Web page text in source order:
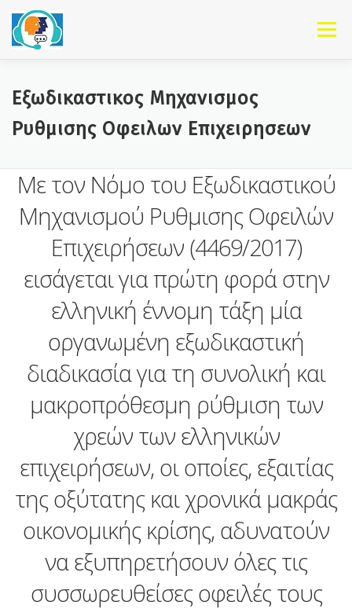
Skip to content
Menu
Εξωδικαστικος Μηχανισμος
Ρυθμισης Οφειλων Επιχειρησεων
Με τον Νόμο του Εξωδικαστικού
Μηχανισμού Ρυθμισης Οφειλών
Επιχειρήσεων (4469/2017)
εισάγεται για πρώτη φορά στην
ελληνική έννοµη τάξη µία
οργανωμένη εξωδικαστική
διαδικασία για τη συνολική και
µακροπρόθεσµη ρύθµιση των
χρεών των ελληνικών
επιχειρήσεων, οι οποίες, εξαιτίας
της οξύτατης και χρονικά µακράς
οικονοµικής κρίσης, αδυνατούν
να εξυπηρετήσουν όλες τις
συσσωρευθείσες οφειλές τους